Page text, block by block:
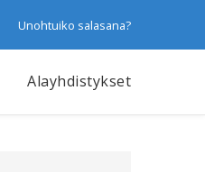
Unohtuiko salasana?
Alayhdistykset